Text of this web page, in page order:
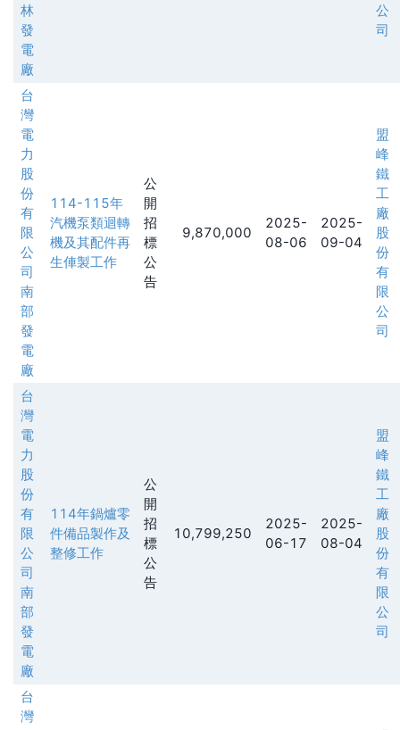
林
發
電
廠
公
司
台
灣
電
力
股
份
有
限
公
司
南
部
發
電
廠
114-115年
汽機泵類迴轉
機及其配件再
生俥製工作
公
開
招
標
公
告
9,870,000
2025-
08-06
2025-
09-04
盟
峰
鐵
工
廠
股
份
有
限
公
司
台
灣
電
力
股
份
有
限
公
司
南
部
發
電
廠
114年鍋爐零
件備品製作及
整修工作
公
開
招
標
公
告
10,799,250
2025-
06-17
2025-
08-04
盟
峰
鐵
工
廠
股
份
有
限
公
司
台
灣